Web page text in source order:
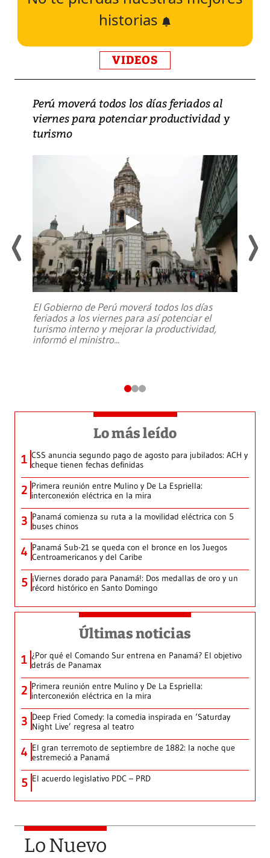
historias
VIDEOS
Perú moverá todos los días feriados al
viernes para potenciar productividad y
turismo
El Gobierno de Perú moverá todos los días
feriados a los viernes para así potenciar el
turismo interno y mejorar la productividad,
informó el ministro...
Lo más leído
1 CSS anuncia segundo pago de agosto para jubilados: ACH y
cheque tienen fechas definidas
2 Primera reunión entre Mulino y De La Espriella:
interconexión eléctrica en la mira
3 Panamá comienza su ruta a la movilidad eléctrica con 5
buses chinos
4 Panamá Sub-21 se queda con el bronce en los Juegos
Centroamericanos y del Caribe
5 ¡Viernes dorado para Panamá!: Dos medallas de oro y un
récord histórico en Santo Domingo
Últimas noticias
1 ¿Por qué el Comando Sur entrena en Panamá? El objetivo
detrás de Panamax
2 Primera reunión entre Mulino y De La Espriella:
interconexión eléctrica en la mira
3 Deep Fried Comedy: la comedia inspirada en ‘Saturday
Night Live’ regresa al teatro
4 El gran terremoto de septiembre de 1882: la noche que
estremeció a Panamá
5 El acuerdo legislativo PDC – PRD
Lo Nuevo